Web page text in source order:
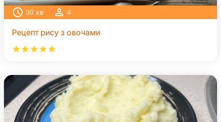
30 хв 4
Рецепт рису з овочами